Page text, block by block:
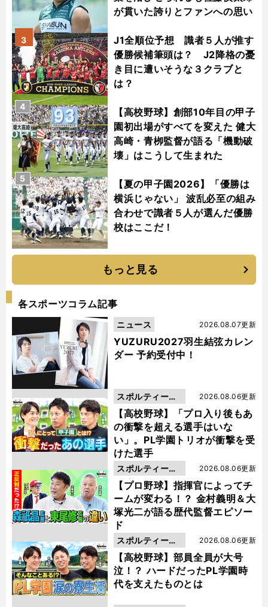
が貫いた誇りとファンへの思い
J1全順位予想 識者５人が推す
優勝候補筆頭は？ J2降格の憂
き目に遭いそうな３クラブと
は？
3
【高校野球】創部10年目の甲子
園初出場がすべてを変えた 健大
高崎・青栁監督が語る「機動破
壊」はこうして生まれた
4
【夏の甲子園2026】「優勝は
横浜じゃない」 波乱必至の組み
合わせで識者５人が選んだ優勝
校はここだ！
5
もっと見る
各スポーツコラム記事
YUZURU2027羽生結弦カレン
ダー 予約受付中！
2026.08.07更新
ニュース
【高校野球】「プロ入り後もあ
の衝撃を超える選手はいな
い」。PL学園トリオが衝撃を受
けた選手
2026.08.06更新
スポルティーバ
動画
【プロ野球】指揮官によってチ
ームが変わる！？ 金村義明＆大
塚光二が語る歴代監督エピソー
ド
2026.08.06更新
スポルティーバ
動画
【高校野球】部員全員が大号
泣！？ ハードだったPL学園時
代を支えたものとは
2026.08.06更新
スポルティーバ
動画